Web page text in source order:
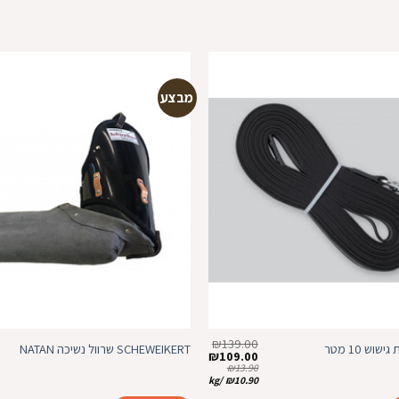
הוספה
למועדפים
₪139.00
המחיר
המקורי
היה:
₪139.00.
₪109.00 המחיר
₪109.00.
₪13.90
₪10.90
/
kg
מבצע
SCHEWEIKERT שרוול נשיכה NATAN